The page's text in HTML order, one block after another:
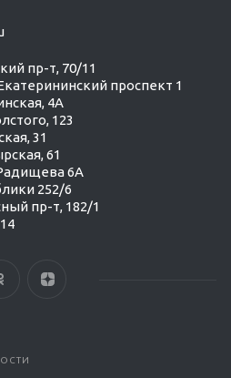
пр-т, 70/11
проспект 1
4А
123
31
61
6А
252/6
пр-т, 182/1